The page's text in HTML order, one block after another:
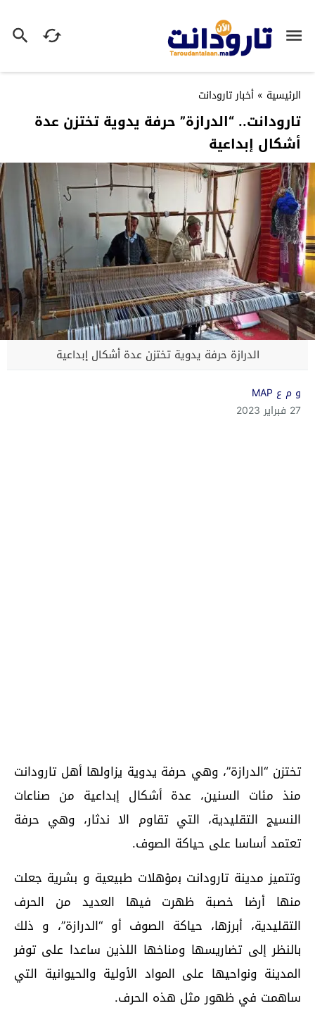
الرئيسية » أخبار تارودانت
تارودانت.. “الدرازة” حرفة يدوية تختزن عدة
أشكال إبداعية
الدرازة حرفة يدوية تختزن عدة أشكال إبداعية
و م ع MAP
27 فبراير 2023
تختزن “الدرازة”، وهي حرفة يدوية يزاولها أهل تارودانت
منذ مئات السنين، عدة أشكال إبداعية من صناعات
النسيج التقليدية، التي تقاوم الا ندثار، وهي حرفة
تعتمد أساسا على حياكة الصوف.
وتتميز مدينة تارودانت ﺑمؤهلات ﻃﺒﻴﻌﻴﺔ ﻭ ﺑﺸﺮﻳﺔ ﺟﻌﻠﺖ
منها أﺭضا ﺧﺼﺒﺔ ظهرت فيها ﺍﻟﻌﺪﻳﺪ ﻣﻦ ﺍﻟﺤﺮﻑ
ﺍﻟﺘﻘﻠﻴﺪﻳﺔ، ﺃﺑﺮﺯﻫﺎ، حياكة ﺍﻟﺼﻮﻑ ﺃﻭ “ﺍﻟﺪﺭﺍﺯﺓ”، ﻭ ﺫﻟﻚ
بالنظر إلى تضاريسها ﻭمناخها ﺍللذين ساعدا على توفر
المدينة ونواحيها على المواد الأولية والحيوانية التي
ساهمت في ظهور مثل هذه الحرف.